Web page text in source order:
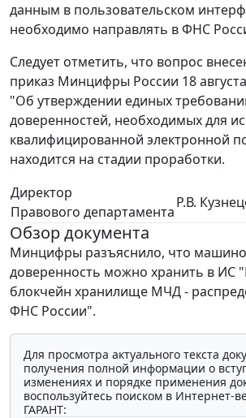
данным в пользовательском
необходимо направлять в ФНС
Следует отметить, что вопрос
приказ Минцифры России 18
"Об утверждении единых
доверенностей, необходимых для
квалифицированной электронной
находится на стадии проработки.
Директор
Правового департамента
Р.В.
Обзор документа
Минцифры разъяснило, что
доверенность можно хранить в ИС
блокчейн хранилище МЧД -
ФНС России".
Для просмотра актуального текста
получения полной информации о
изменениях и порядке применения
воспользуйтесь поиском в Интернет-
ГАРАНТ: